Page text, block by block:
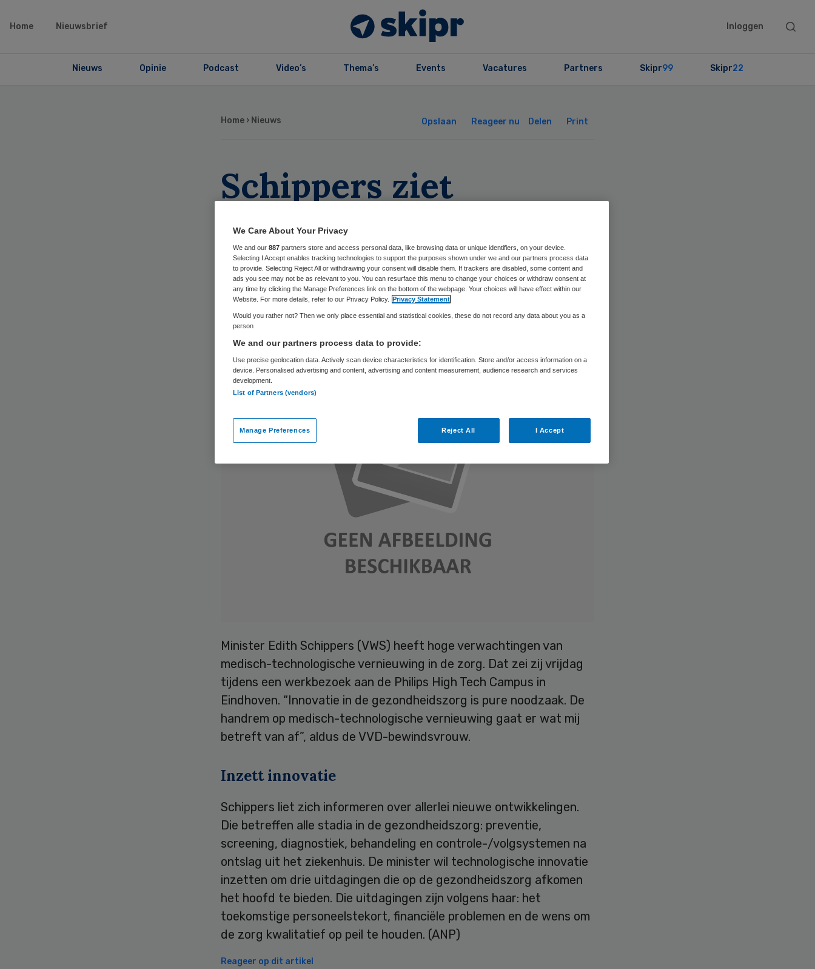
Home Nieuwsbrief Inloggen
Search
Nieuws Opinie Podcast Video’s Thema’s Events Vacatures Partners Skipr99 Skipr22
Home › Nieuws Opslaan Reageer nu Delen Print
Schippers ziet
toekomst in medische
technologie
Minister Edith Schippers (VWS) heeft hoge verwachtingen van
medisch-technologische vernieuwing in de zorg. Dat zei zij vrijdag
tijdens een werkbezoek aan de Philips High Tech Campus in
Eindhoven. “Innovatie in de gezondheidszorg is pure noodzaak. De
handrem op medisch-technologische vernieuwing gaat er wat mij
betreft van af”, aldus de VVD-bewindsvrouw.
Inzett innovatie
Schippers liet zich informeren over allerlei nieuwe ontwikkelingen.
Die betreffen alle stadia in de gezondheidszorg: preventie,
screening, diagnostiek, behandeling en controle-/volgsystemen na
ontslag uit het ziekenhuis. De minister wil technologische innovatie
inzetten om drie uitdagingen die op de gezondheidszorg afkomen
het hoofd te bieden. Die uitdagingen zijn volgens haar: het
toekomstige personeelstekort, financiële problemen en de wens om
de zorg kwalitatief op peil te houden. (ANP)
Reageer op dit artikel
We Care About Your Privacy
We and our 887 partners store and access personal data, like browsing data or unique identifiers, on your device.
Selecting I Accept enables tracking technologies to support the purposes shown under we and our partners process data
to provide. Selecting Reject All or withdrawing your consent will disable them. If trackers are disabled, some content and
ads you see may not be as relevant to you. You can resurface this menu to change your choices or withdraw consent at
any time by clicking the Manage Preferences link on the bottom of the webpage. Your choices will have effect within our
Website. For more details, refer to our Privacy Policy. Privacy Statement
Would you rather not? Then we only place essential and statistical cookies, these do not record any data about you as a
person
We and our partners process data to provide:
Use precise geolocation data. Actively scan device characteristics for identification. Store and/or access information on a
device. Personalised advertising and content, advertising and content measurement, audience research and services
development.
List of Partners (vendors)
Manage Preferences Reject All I Accept